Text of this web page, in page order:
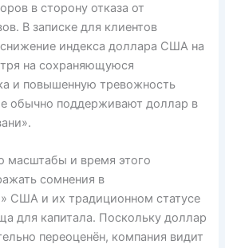
в сторону отказа от
В записке для клиентов
индекса доллара США на
на сохраняющуюся
и повышенную тревожность
обычно поддерживают доллар в
масштабы и время этого
сомнения в
США и их традиционном статусе
для капитала. Поскольку доллар
переоценён, компания видит